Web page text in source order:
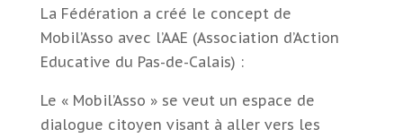
La Fédération a créé le concept de
Mobil’Asso avec l’AAE (Association d’Action
Educative du Pas-de-Calais) :
Le « Mobil’Asso » se veut un espace de
dialogue citoyen visant à aller vers les